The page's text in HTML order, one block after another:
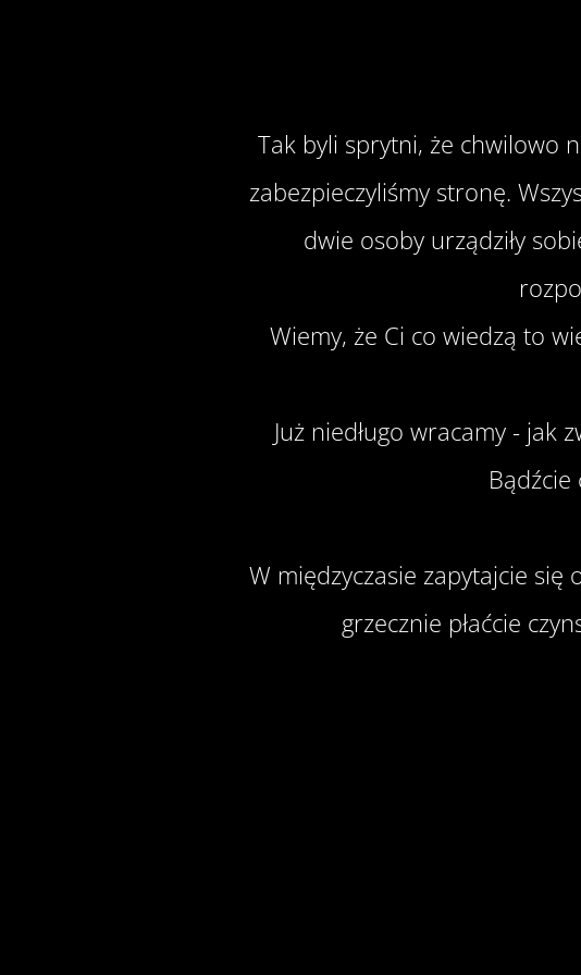
Tak byli sprytni, że chwilowo
zabezpieczyliśmy stronę.
dwie osoby urządziły
Wiemy, że Ci co wiedzą to
Już niedługo wracamy - jak
Bądźcie
W międzyczasie zapytajcie
grzecznie płaćcie